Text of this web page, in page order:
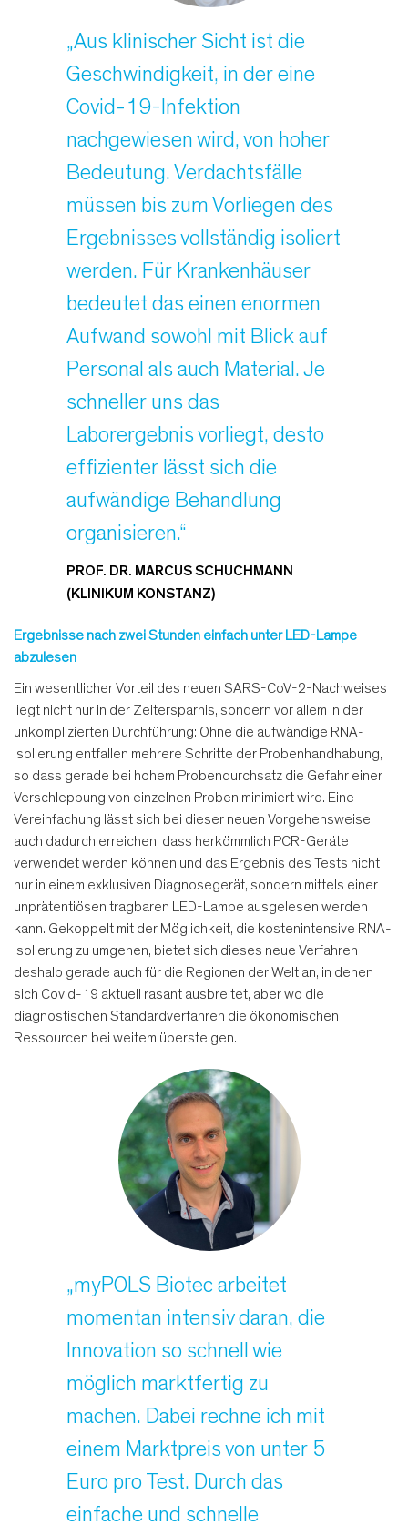
„Aus klinischer Sicht ist die
Geschwindigkeit, in der eine
Covid-19-Infektion
nachgewiesen wird, von hoher
Bedeutung. Verdachtsfälle
müssen bis zum Vorliegen des
Ergebnisses vollständig isoliert
werden. Für Krankenhäuser
bedeutet das einen enormen
Aufwand sowohl mit Blick auf
Personal als auch Material. Je
schneller uns das
Laborergebnis vorliegt, desto
effizienter lässt sich die
aufwändige Behandlung
organisieren.“
PROF. DR. MARCUS SCHUCHMANN
(KLINIKUM KONSTANZ)
Ergebnisse nach zwei Stunden einfach unter LED-Lampe
abzulesen
Ein wesentlicher Vorteil des neuen SARS-CoV-2-Nachweises
liegt nicht nur in der Zeitersparnis, sondern vor allem in der
unkomplizierten Durchführung: Ohne die aufwändige RNA-
Isolierung entfallen mehrere Schritte der Probenhandhabung,
so dass gerade bei hohem Probendurchsatz die Gefahr einer
Verschleppung von einzelnen Proben minimiert wird. Eine
Vereinfachung lässt sich bei dieser neuen Vorgehensweise
auch dadurch erreichen, dass herkömmlich PCR-Geräte
verwendet werden können und das Ergebnis des Tests nicht
nur in einem exklusiven Diagnosegerät, sondern mittels einer
unprätentiösen tragbaren LED-Lampe ausgelesen werden
kann. Gekoppelt mit der Möglichkeit, die kostenintensive RNA-
Isolierung zu umgehen, bietet sich dieses neue Verfahren
deshalb gerade auch für die Regionen der Welt an, in denen
sich Covid-19 aktuell rasant ausbreitet, aber wo die
diagnostischen Standardverfahren die ökonomischen
Ressourcen bei weitem übersteigen.
„myPOLS Biotec arbeitet
momentan intensiv daran, die
Innovation so schnell wie
möglich marktfertig zu
machen. Dabei rechne ich mit
einem Marktpreis von unter 5
Euro pro Test. Durch das
einfache und schnelle